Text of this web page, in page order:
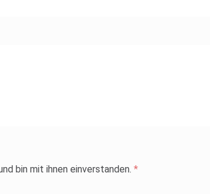
bin mit ihnen einverstanden. *